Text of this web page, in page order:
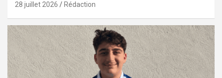
28 juillet 2026 Rédaction